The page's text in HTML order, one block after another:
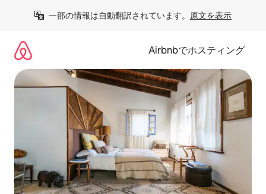
一部の情報は自動翻訳されています。 原文を表示
Airbnbでホスティング